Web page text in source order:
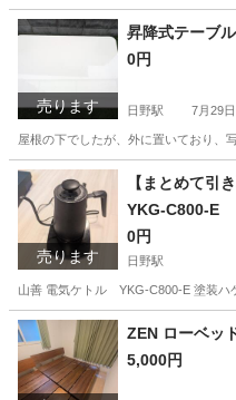
東京 日野市 日野駅 その他
売ります
昇降式テーブル
0円
日野駅 7月29日
屋根の下でしたが、外に置いており、
東京 日野市 日野駅 テー
売ります
【まとめて引
YKG-C800-E
0円
日野駅
山善 電気ケトル YKG-C800-E 塗装ハ
東京 日野市 キッ
ZEN ローベ
5,000円